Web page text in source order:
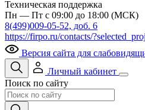
Техническая поддержка
Пн — Пт с 09:00 до 18:00 (МСК)
8(499)009-05-52, доб. 6
https://firpo.ru/contacts/
Версия сайта для
Личный кабинет
Поиск по сайту